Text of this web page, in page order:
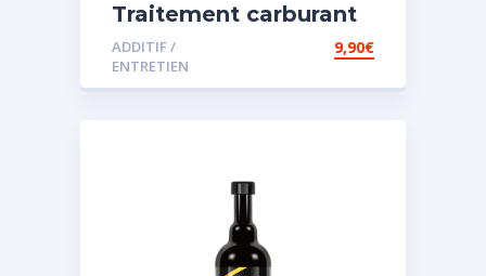
Traitement carburant
diesel et essence
ADDITIF /
ENTRETIEN
9,90€